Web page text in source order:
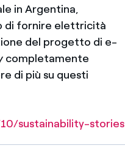
in Argentina,
di fornire elettricità
del progetto di e-
completamente
di più su questi
sustainability-stories